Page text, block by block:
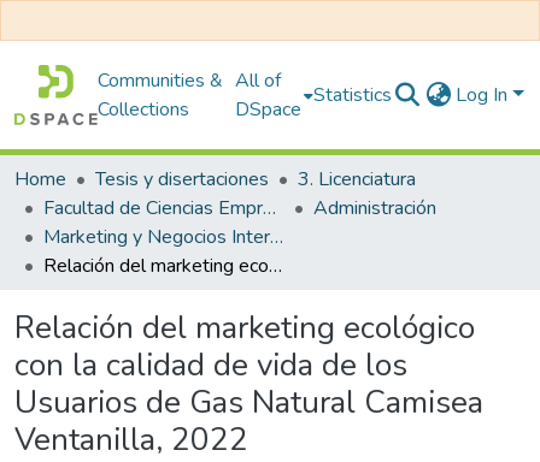
Communities &
Collections
All of
DSpace
Statistics Log In
Home Tesis y disertaciones
3. Licenciatura
Facultad de Ciencias Empresariales
Administración
Marketing y Negocios Internacionales
Relación del marketing ecológico con la calidad de vida de los Usuarios de Gas Natural Camisea Ventanilla, 2022
Relación del marketing ecológico
con la calidad de vida de los
Usuarios de Gas Natural Camisea
Ventanilla, 2022